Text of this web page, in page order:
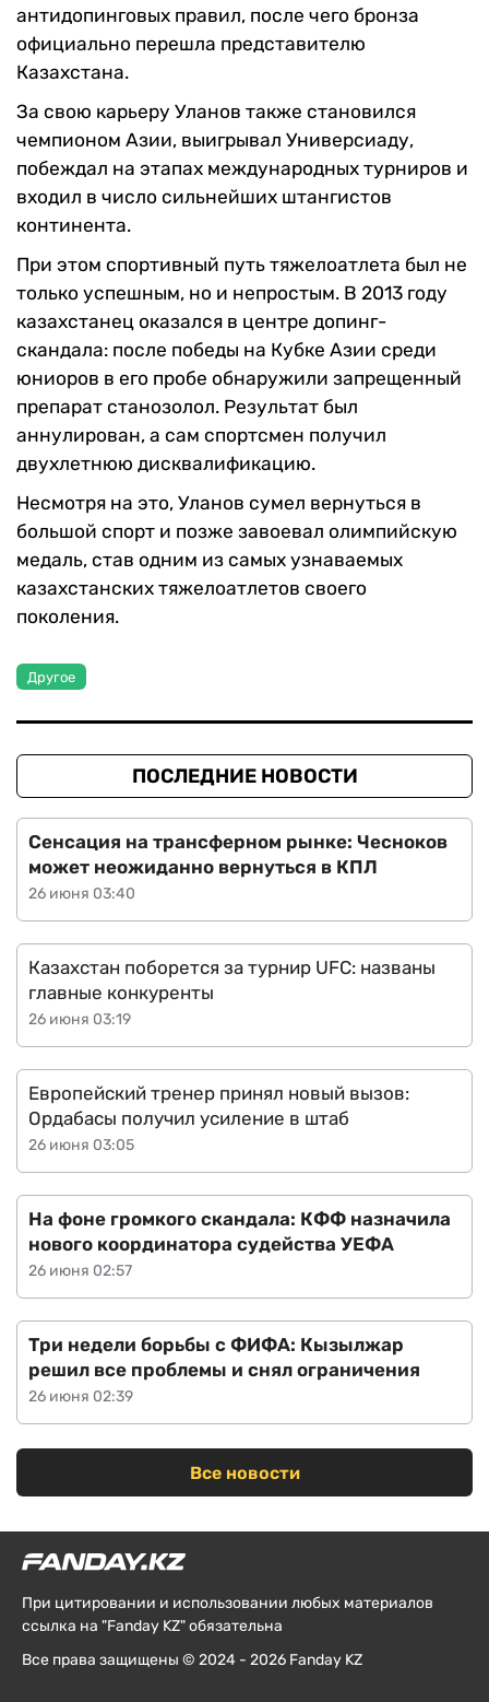
антидопинговых правил, после чего бронза
официально перешла представителю
Казахстана.
За свою карьеру Уланов также становился
чемпионом Азии, выигрывал Универсиаду,
побеждал на этапах международных турниров и
входил в число сильнейших штангистов
континента.
При этом спортивный путь тяжелоатлета был не
только успешным, но и непростым. В 2013 году
казахстанец оказался в центре допинг-
скандала: после победы на Кубке Азии среди
юниоров в его пробе обнаружили запрещенный
препарат станозолол. Результат был
аннулирован, а сам спортсмен получил
двухлетнюю дисквалификацию.
Несмотря на это, Уланов сумел вернуться в
большой спорт и позже завоевал олимпийскую
медаль, став одним из самых узнаваемых
казахстанских тяжелоатлетов своего
поколения.
Другое
ПОСЛЕДНИЕ НОВОСТИ
26 июня 03:40
Сенсация на трансферном рынке: Чесноков
может неожиданно вернуться в КПЛ
26 июня 03:19
Казахстан поборется за турнир UFC: названы
главные конкуренты
26 июня 03:05
Европейский тренер принял новый вызов:
Ордабасы получил усиление в штаб
26 июня 02:57
На фоне громкого скандала: КФФ назначила
нового координатора судейства УЕФА
26 июня 02:39
Три недели борьбы с ФИФА: Кызылжар
решил все проблемы и снял ограничения
Все новости
При цитировании и использовании любых материалов
ссылка на "Fanday KZ" обязательна
Все права защищены © 2024 - 2026 Fanday KZ